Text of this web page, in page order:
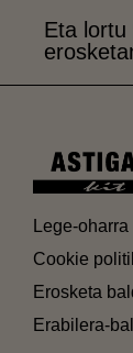
Eta lortu
Lege-oharra
Cookie
Erosketa
Erabilera-